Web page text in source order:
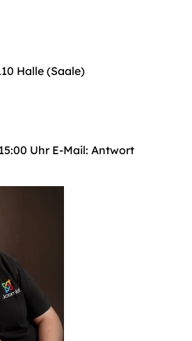
Halle (Saale)
Uhr E-Mail: Antwort